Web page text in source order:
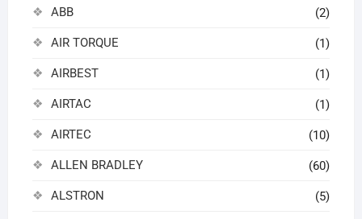
ABB (2)
AIR TORQUE (1)
AIRBEST (1)
AIRTAC (1)
AIRTEC (10)
ALLEN BRADLEY (60)
ALSTRON (5)